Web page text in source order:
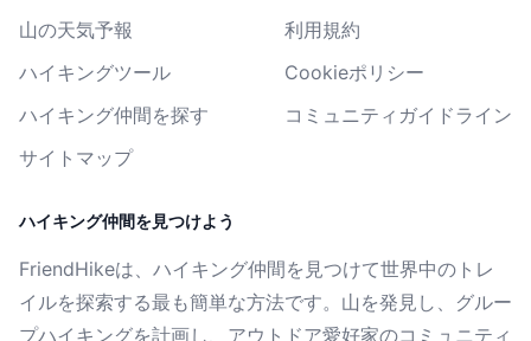
山の天気予報
ハイキングツール
ハイキング仲間を探す
サイトマップ
利用規約
Cookieポリシー
コミュニティガイドライン
ハイキング仲間を見つけよう
FriendHikeは、ハイキング仲間を見つけて世界中のトレ
イルを探索する最も簡単な方法です。山を発見し、グルー
プハイキングを計画し、アウトドア愛好家のコミュニティ